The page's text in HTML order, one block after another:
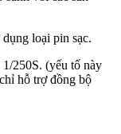
loại pin sạc.
250S. (yếu tố này
hỗ trợ đồng bộ